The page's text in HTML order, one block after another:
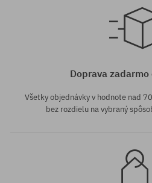
Doprava
Všetky objednávky v hodnote nad
bez rozdielu na vybraný